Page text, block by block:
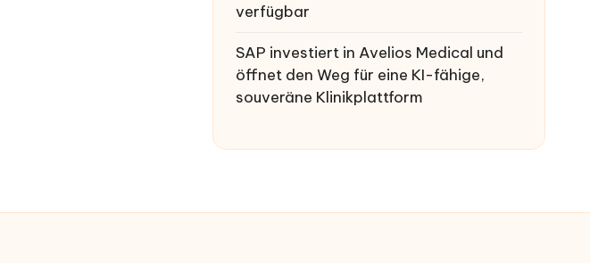
verfügbar
SAP investiert in Avelios Medical und
öffnet den Weg für eine KI-fähige,
souveräne Klinikplattform